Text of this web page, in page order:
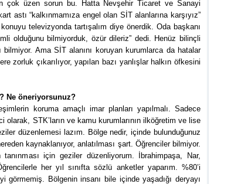
çok üzen sorun bu. Hatta Nevşehir Ticaret ve Sanayi
astı “kalkınmamıza engel olan SİT alanlarına karşıyız”
televizyonda tartışalım diye önerdik. Oda başkanı
olduğunu bilmiyorduk, özür dileriz” dedi. Henüz bilinçli
Ama SİT alanını koruyan kurumlarca da hatalar
zorluk çıkarılıyor, yapılan bazı yanlışlar halkın öfkesini
Ne öneriyorsunuz?
koruma amaçlı imar planları yapılmalı. Sadece
olarak, STK’ların ve kamu kurumlarının ilköğretim ve lise
düzenlemesi lazım. Bölge nedir, içinde bulunduğunuz
kaynaklanıyor, anlatılması şart. Öğrenciler bilmiyor.
için geziler düzenliyorum. İbrahimpaşa, Nar,
her yıl sınıfta sözlü anketler yaparım. %80’i
görmemiş. Bölgenin insanı bile içinde yaşadığı deryayı